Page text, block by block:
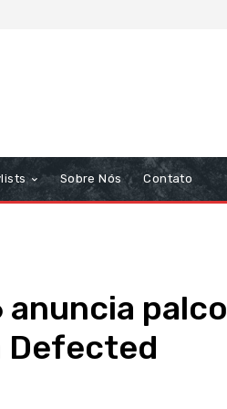
Sobre Nós Contato
anuncia palco
Defected